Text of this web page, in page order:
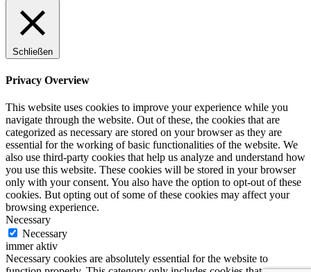
Schließen
Privacy Overview
This website uses cookies to improve your experience while you
navigate through the website. Out of these, the cookies that are
categorized as necessary are stored on your browser as they are
essential for the working of basic functionalities of the website. We
also use third-party cookies that help us analyze and understand how
you use this website. These cookies will be stored in your browser
only with your consent. You also have the option to opt-out of these
cookies. But opting out of some of these cookies may affect your
browsing experience.
Necessary
Necessary
immer aktiv
Necessary cookies are absolutely essential for the website to